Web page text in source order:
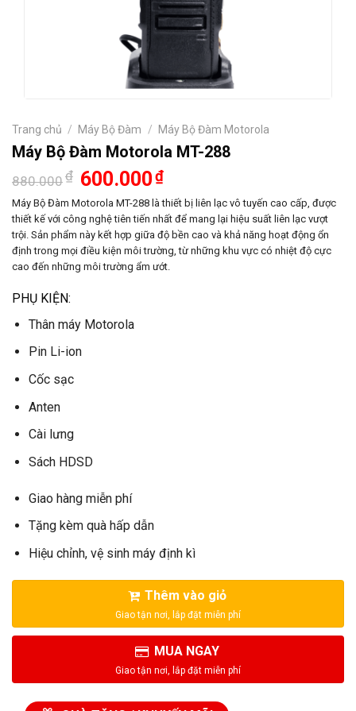
Trang chủ / Máy Bộ Đàm / Máy Bộ Đàm Motorola
Máy Bộ Đàm Motorola MT-288
880.000₫ Giá
gốc
là:
880.000₫.
600.000₫Giá
tại
là:
600.000₫.
Máy Bộ Đàm Motorola MT-288 là thiết bị liên lạc vô tuyến cao cấp, được
thiết kế với công nghệ tiên tiến nhất để mang lại hiệu suất liên lạc vượt
trội. Sản phẩm này kết hợp giữa độ bền cao và khả năng hoạt động ổn
định trong mọi điều kiện môi trường, từ những khu vực có nhiệt độ cực
cao đến những môi trường ẩm ướt.
PHỤ KIỆN:
Thân máy Motorola
Pin Li-ion
Cốc sạc
Anten
Cài lưng
Sách HDSD
Giao hàng miễn phí
Tặng kèm quà hấp dẫn
Hiệu chỉnh, vệ sinh máy định kì
Thêm vào giỏ
MUA NGAY